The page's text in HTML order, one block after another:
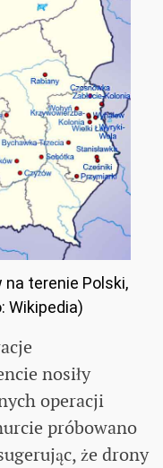
terenie Polski,
Wikipedia)
nosiły
operacji
próbowano
że drony